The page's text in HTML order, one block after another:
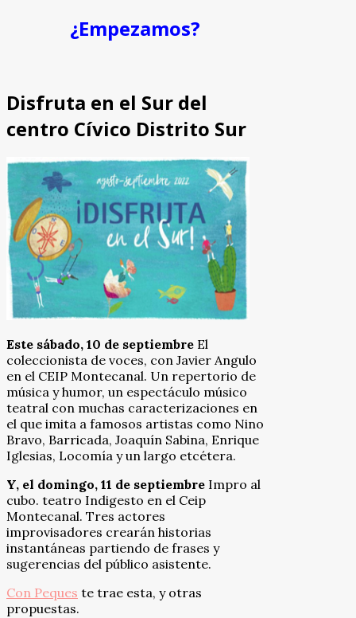
¿Empezamos?
Disfruta en el Sur del
centro Cívico Distrito Sur
Este sábado, 10 de septiembre El
coleccionista de voces, con Javier Angulo
en el CEIP Montecanal. Un repertorio de
música y humor, un espectáculo músico
teatral con muchas caracterizaciones en
el que imita a famosos artistas como Nino
Bravo, Barricada, Joaquín Sabina, Enrique
Iglesias, Locomía y un largo etcétera.
Y, el domingo, 11 de septiembre Impro al
cubo. teatro Indigesto en el Ceip
Montecanal. Tres actores
improvisadores crearán historias
instantáneas partiendo de frases y
sugerencias del público asistente.
Con Peques te trae esta, y otras
propuestas.